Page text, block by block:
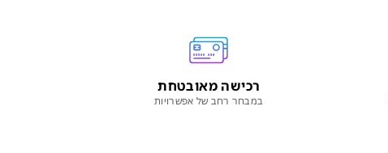
רכישה מאובטחת
במבחר רחב של אפשרויות